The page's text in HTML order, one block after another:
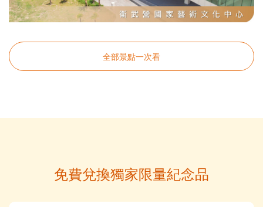
全部景點一次看
免費兌換獨家限量紀念品